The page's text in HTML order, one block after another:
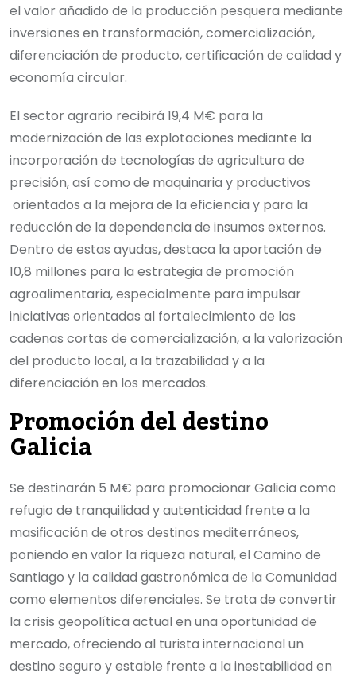
el valor añadido de la producción pesquera mediante
inversiones en transformación, comercialización,
diferenciación de producto, certificación de calidad y
economía circular.
El sector agrario recibirá 19,4 M€ para la
modernización de las explotaciones mediante la
incorporación de tecnologías de agricultura de
precisión, así como de maquinaria y productivos
orientados a la mejora de la eficiencia y para la
reducción de la dependencia de insumos externos.
Dentro de estas ayudas, destaca la aportación de
10,8 millones para la estrategia de promoción
agroalimentaria, especialmente para impulsar
iniciativas orientadas al fortalecimiento de las
cadenas cortas de comercialización, a la valorización
del producto local, a la trazabilidad y a la
diferenciación en los mercados.
Promoción del destino
Galicia
Se destinarán 5 M€ para promocionar Galicia como
refugio de tranquilidad y autenticidad frente a la
masificación de otros destinos mediterráneos,
poniendo en valor la riqueza natural, el Camino de
Santiago y la calidad gastronómica de la Comunidad
como elementos diferenciales. Se trata de convertir
la crisis geopolítica actual en una oportunidad de
mercado, ofreciendo al turista internacional un
destino seguro y estable frente a la inestabilidad en